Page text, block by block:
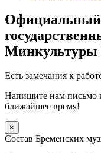
Есть замечания к
Напишите нам письмо
ближайшее время!
×
Состав Бременских